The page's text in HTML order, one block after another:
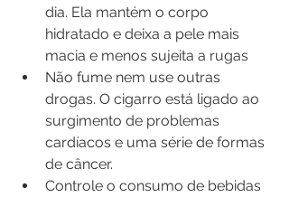
dia. Ela mantém o corpo
hidratado e deixa a pele mais
macia e menos sujeita a rugas
Não fume nem use outras
drogas. O cigarro está ligado ao
surgimento de problemas
cardíacos e uma série de formas
de câncer.
Controle o consumo de bebidas